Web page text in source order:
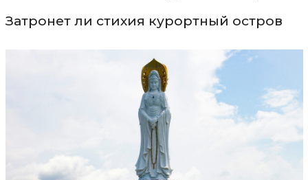
Затронет ли стихия курортный остров